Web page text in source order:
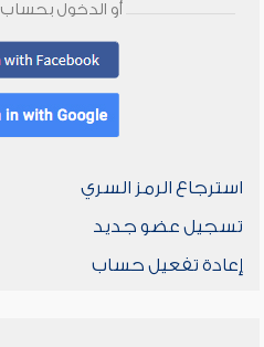
أو الدخول بحساب
استرجاع الرمز السري
تسجيل عضو جديد
إعادة تفعيل حساب